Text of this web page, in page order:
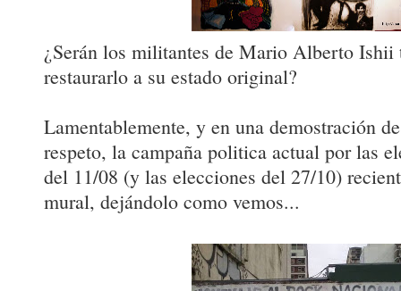
¿Serán los militantes de Mario Alberto Ishii
restaurarlo a su estado original?
Lamentablemente, y en una demostración
respeto, la campaña politica actual por las
del 11/08 (y las elecciones del 27/10)
mural, dejándolo como vemos...